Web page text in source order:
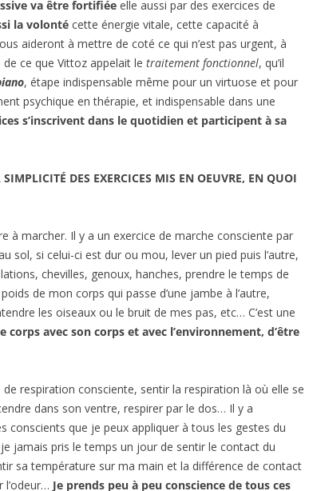
va être fortifiée elle aussi par des exercices de
la volonté cette énergie vitale, cette capacité à
aideront à mettre de coté ce qui n’est pas urgent, à
ce que Vittoz appelait le traitement fonctionnel, qu’il
, étape indispensable même pour un virtuose et pour
psychique en thérapie, et indispensable dans une
s’inscrivent dans le quotidien et participent à sa
DES EXERCICES MIS EN OEUVRE, EN QUOI
à marcher. Il y a un exercice de marche consciente par
sol, si celui-ci est dur ou mou, lever un pied puis l’autre,
chevilles, genoux, hanches, prendre le temps de
de mon corps qui passe d’une jambe à l’autre,
les oiseaux ou le bruit de mes pas, etc… C’est une
corps avec son corps et avec l’environnement, d’être
respiration consciente, sentir la respiration là où elle se
dans son ventre, respirer par le dos… Il y a
conscients que je peux appliquer à tous les gestes du
jamais pris le temps un jour de sentir le contact du
sa température sur ma main et la différence de contact
l’odeur… Je prends peu à peu conscience de tous ces